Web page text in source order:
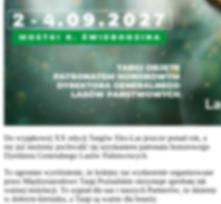
Do wyjątkowej XX edycji Targów Eko-Las jeszcze ponad rok, a
my już możemy pochwalić się uzyskaniem patronatu honorowego
Dyrektora Generalnego Lasów Państwowych.
To ogromne wyróżnienie, że kolejny raz wydarzenie organizowane
przez Międzynarodowe Targi Poznańskie otrzymuje aprobatę tak
ważnej instytucji. To sygnał dla nas i naszych Partnerów, że idziemy
w dobrym kierunku, a Targi są ważne dla branży.